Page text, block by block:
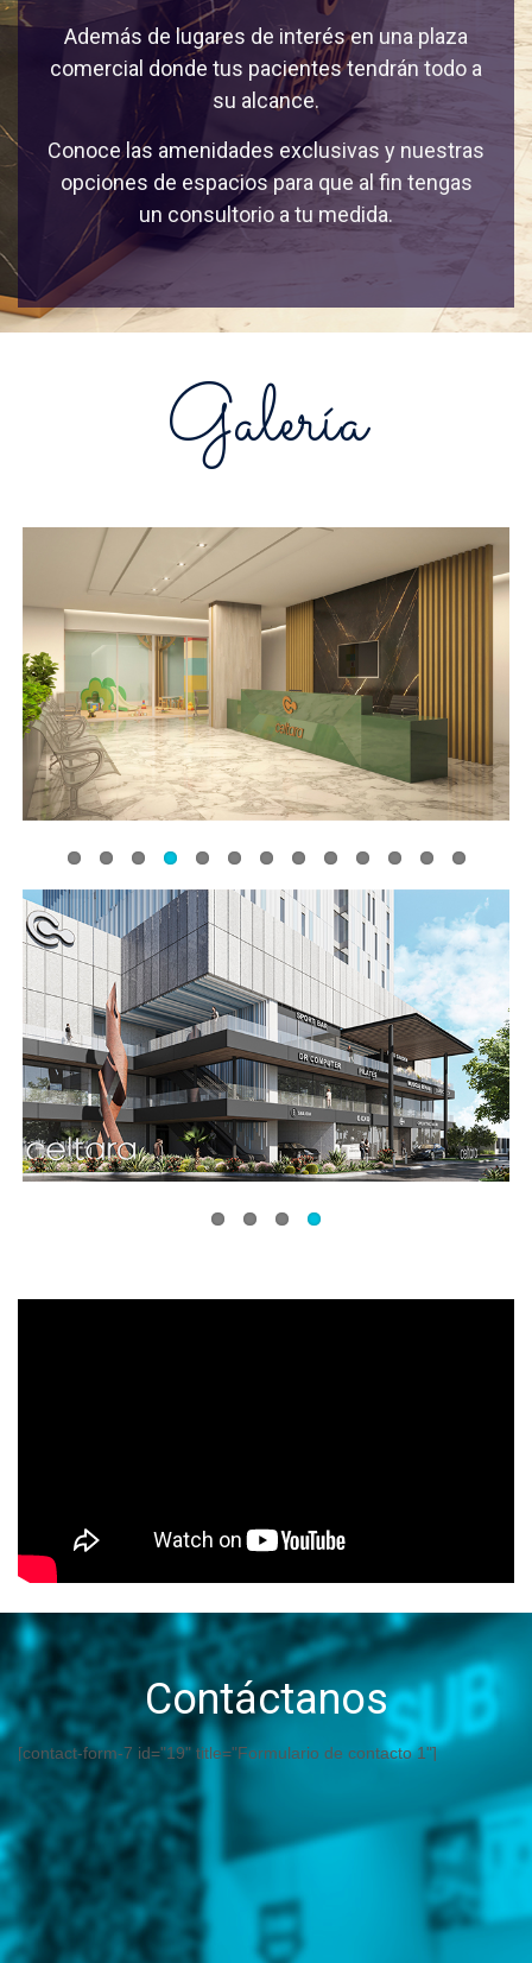
Además de lugares de interés en una plaza
comercial donde tus pacientes tendrán todo a
su alcance.
Conoce las amenidades exclusivas y nuestras
opciones de espacios para que al fin tengas
un consultorio a tu medida.
Galería
Contáctanos
[contact-form-7 id="19" title="Formulario de contacto 1"]